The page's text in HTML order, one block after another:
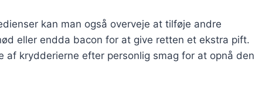
kan man også overveje at tilføje andre
eller endda bacon for at give retten et ekstra pift.
krydderierne efter personlig smag for at opnå den